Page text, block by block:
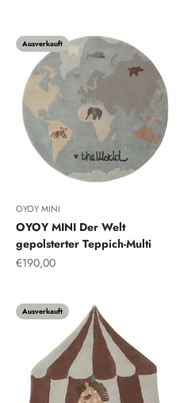
Ausverkauft
OYOY MINI
OYOY MINI Der Welt
gepolsterter Teppich-Multi
Angebot
€190,00
Ausverkauft